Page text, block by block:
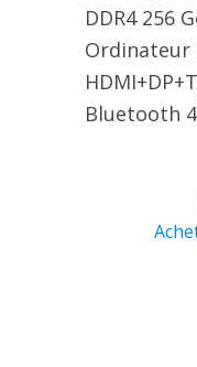
DDR4 256
Ordinateur
Bluetooth